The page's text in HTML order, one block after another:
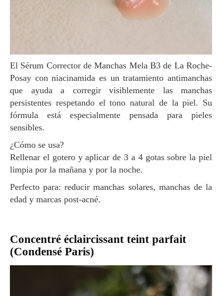
El Sérum Corrector de Manchas Mela B3 de La Roche-
Posay con niacinamida es un tratamiento antimanchas
que ayuda a corregir visiblemente las manchas
persistentes respetando el tono natural de la piel. Su
fórmula está especialmente pensada para pieles
sensibles.
¿Cómo se usa?
Rellenar el gotero y aplicar de 3 a 4 gotas sobre la piel
limpia por la mañana y por la noche.
Perfecto para: reducir manchas solares, manchas de la
edad y marcas post-acné.
Concentré éclaircissant teint parfait
(Condensé Paris)